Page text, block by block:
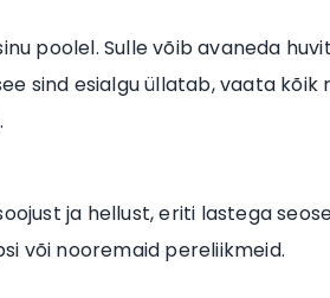
poolel. Sulle võib avaneda
sind esialgu üllatab, vaata
ja hellust, eriti lastega
või nooremaid pereliikmeid.